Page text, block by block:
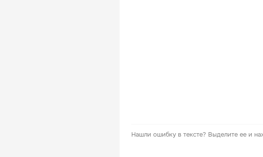
Нашли ошибку в тексте? Выделите ее и